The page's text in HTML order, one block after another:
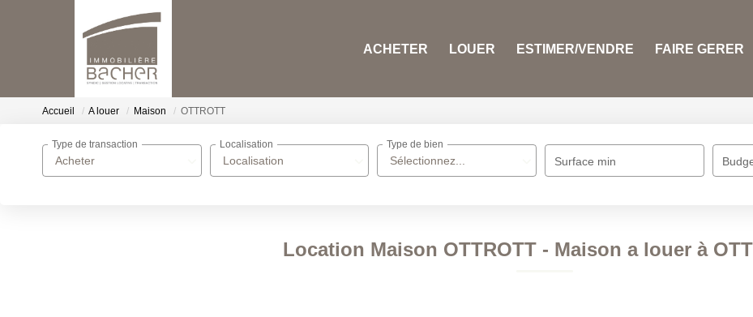
ACHETER LOUER ESTIMER/VENDRE FAIRE GERER
Accueil A louer Maison OTTROTT
Acheter
Type de transaction
Localisation
Localisation
Sélectionnez...
Type de bien
Surface min
Location Maison OTTROTT - Maison a louer à